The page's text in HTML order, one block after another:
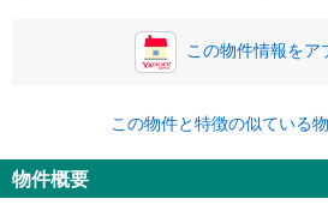
この物件情報をア
この物件と特徴の似ている
物件概要